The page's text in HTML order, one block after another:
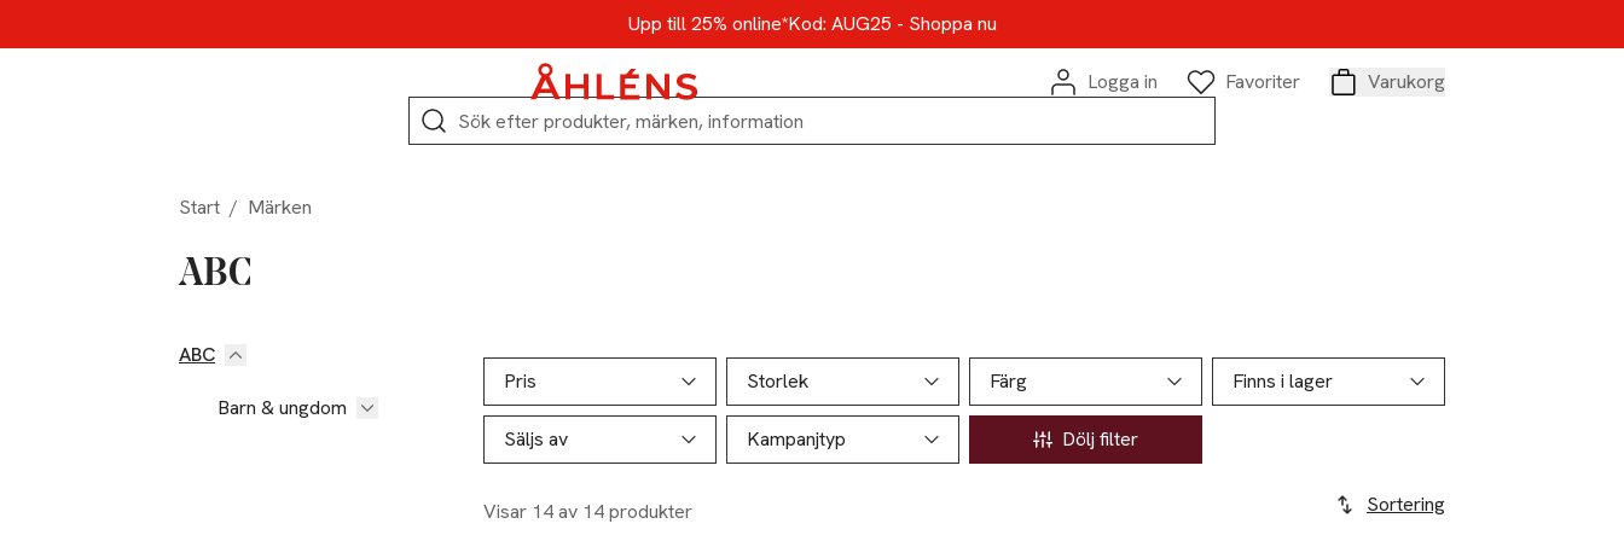
Upp till 25% online*Kod: AUG25 - Shoppa nu
Logga in
Favoriter
Varukorg
Sök
Start / Märken
ABC
Hoppa till produktsidan
ABC
Barn & ungdom
Hoppa till produktsidan
Pris
Storlek Färg Finns i lager
Säljs av Kampanjtyp Dölj filter
Visar 14 av 14 produkter Sortering
Lista över produkter
-20%